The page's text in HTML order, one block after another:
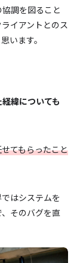
調を図ること
イアントとのス
います。
経緯についても
てもらったこと
はシステムを
そのバグを直